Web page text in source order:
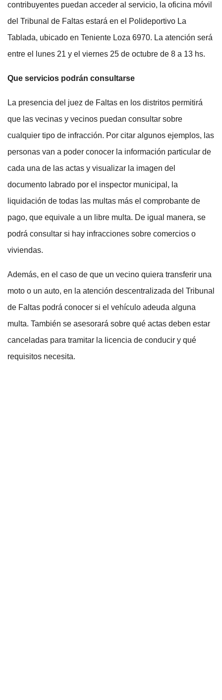
contribuyentes puedan acceder al servicio, la oficina móvil
del Tribunal de Faltas estará en el Polideportivo La
Tablada, ubicado en Teniente Loza 6970. La atención será
entre el lunes 21 y el viernes 25 de octubre de 8 a 13 hs.
Que servicios podrán consultarse
La presencia del juez de Faltas en los distritos permitirá
que las vecinas y vecinos puedan consultar sobre
cualquier tipo de infracción. Por citar algunos ejemplos, las
personas van a poder conocer la información particular de
cada una de las actas y visualizar la imagen del
documento labrado por el inspector municipal, la
liquidación de todas las multas más el comprobante de
pago, que equivale a un libre multa. De igual manera, se
podrá consultar si hay infracciones sobre comercios o
viviendas.
Además, en el caso de que un vecino quiera transferir una
moto o un auto, en la atención descentralizada del Tribunal
de Faltas podrá conocer si el vehículo adeuda alguna
multa. También se asesorará sobre qué actas deben estar
canceladas para tramitar la licencia de conducir y qué
requisitos necesita.